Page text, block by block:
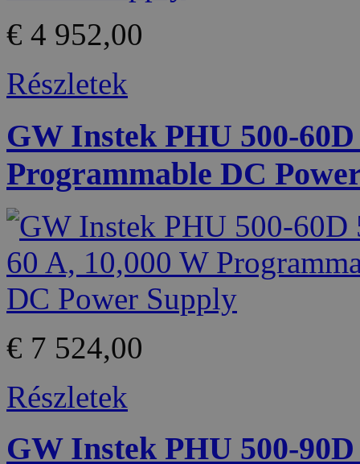
€ 4 952,00
Részletek
GW Instek PHU 500-
Programmable DC
€ 7 524,00
Részletek
GW Instek PHU 500-